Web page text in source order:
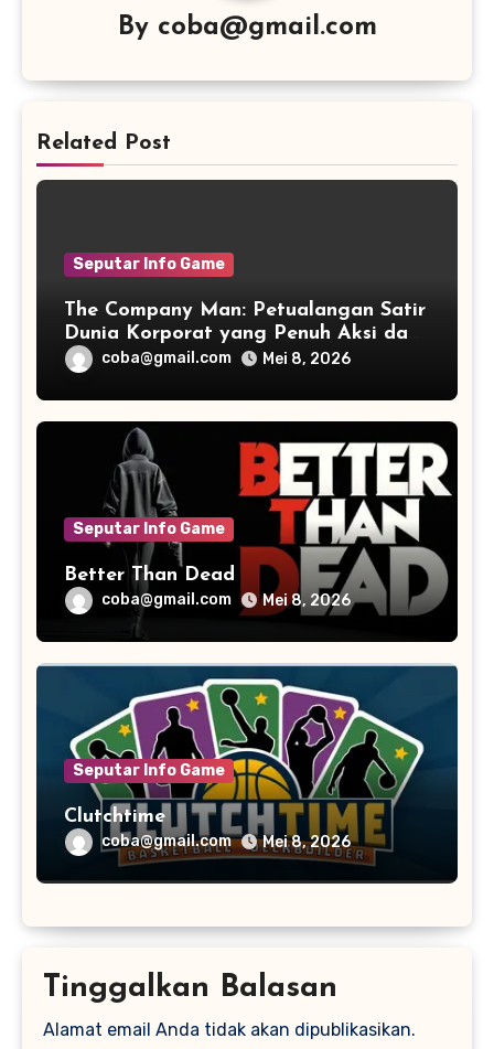
By coba@gmail.com
Related Post
Seputar Info Game
The Company Man: Petualangan Satir
Dunia Korporat yang Penuh Aksi dan
Humorcoba@gmail.com Mei 8, 2026
Seputar Info Game
Better Than Dead
coba@gmail.com Mei 8, 2026
Seputar Info Game
Clutchtime
coba@gmail.com Mei 8, 2026
Tinggalkan Balasan
Alamat email Anda tidak akan dipublikasikan.